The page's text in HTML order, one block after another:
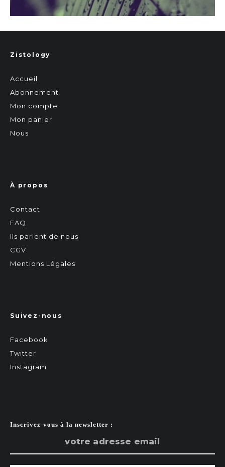
Zistology
Accueil
Abonnement
Mon compte
Mon panier
Nous
À propos
Contact
FAQ
Ils parlent de nous
CGV
Mentions Légales
Suivez-nous
Facebook
Twitter
Instagram
Inscrivez-vous à la newsletter :